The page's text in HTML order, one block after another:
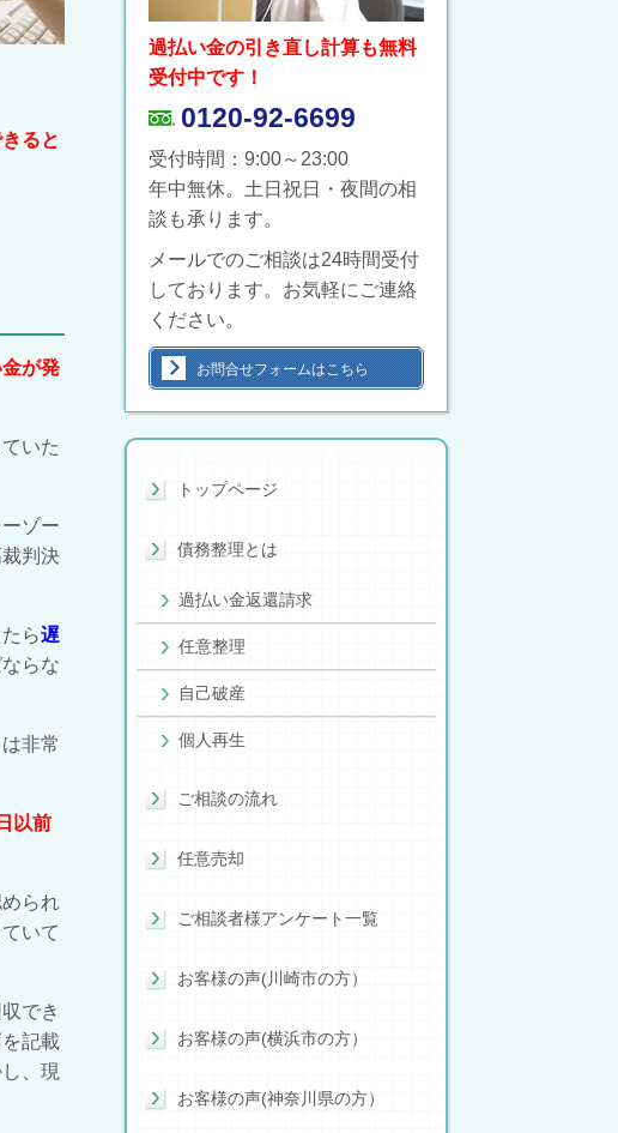
ると
が発
いた
ゾー
判決
ら遅
らな
非常
以前
られ
いて
でき
記載
、現
過払い金の引き直し計算も無料
受付中です！
0120-92-6699
受付時間：9:00～23:00
年中無休。土日祝日・夜間の相
談も承ります。
メールでのご相談は24時間受付
しております。お気軽にご連絡
ください。
お問合せフォームはこちら
トップページ
債務整理とは
過払い金返還請求
任意整理
自己破産
個人再生
ご相談の流れ
任意売却
ご相談者様アンケート一覧
お客様の声(川崎市の方）
お客様の声(横浜市の方）
お客様の声(神奈川県の方）